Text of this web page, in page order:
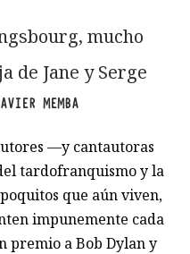
mucho
de Jane y Serge
MEMBA
—y cantautoras
tardofranquismo y la
que aún viven,
impunemente cada
premio a Bob Dylan y